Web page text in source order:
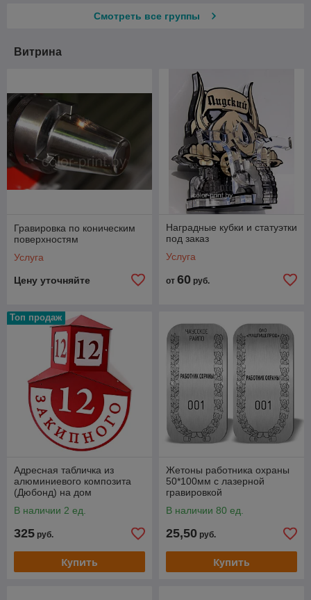
Карманы пластиковые
Смотреть все группы
Витрина
Гравировка по коническим
поверхностям
Услуга
Цену уточняйте
Наградные кубки и статуэтки
под заказ
Услуга
от 60 руб.
Топ продаж
Адресная табличка из
алюминиевого композита
(Дюбонд) на дом
В наличии 2 ед.
325 руб.
Купить
Жетоны работника охраны
50*100мм с лазерной
гравировкой
В наличии 80 ед.
25,50 руб.
Купить